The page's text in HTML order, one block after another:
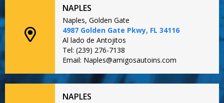
NAPLES
Naples, Golden Gate
4987 Golden Gate Pkwy, FL 34116
Al lado de Antojitos
Tel: (239) 276-7138
Email: Naples@amigosautoins.com
NAPLES